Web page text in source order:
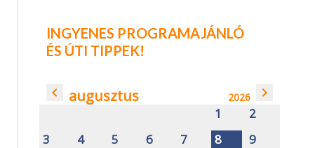
INGYENES PROGRAMAJÁNLÓ
ÉS ÚTI TIPPEK!
navigate_before augusztus 2026 navigate_next
1
2
3
4 5 6 7 8
9